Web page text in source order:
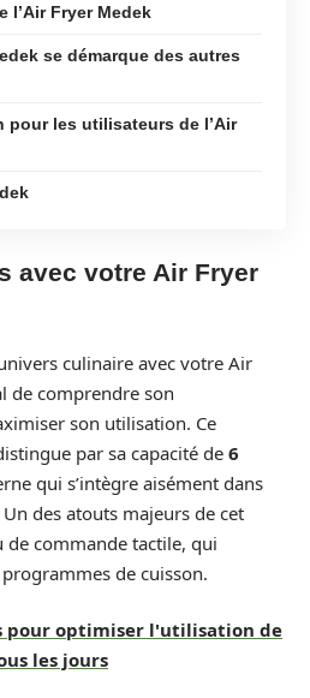
l’Air Fryer Medek
se démarque des autres
pour les utilisateurs de l’Air
avec votre Air Fryer
culinaire avec votre Air
de comprendre son
son utilisation. Ce
par sa capacité de 6
qui s’intègre aisément dans
des atouts majeurs de cet
de commande tactile, qui
de cuisson.
pour optimiser l'utilisation de
les jours